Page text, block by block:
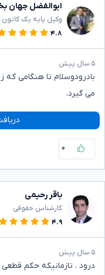
ابوالفضل جهان
وکیل پایه یک کانون
۴.۸
۵ سال پیش
بادرودوسلام تا هنگامی
می گیرد.
۰
باقر رحیمی
کارشناس حقوقی
۴.۹
۵ سال پیش
درود . تازمانیکه حکم